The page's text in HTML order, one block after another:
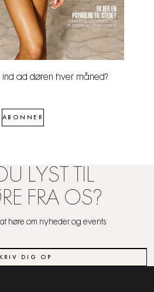
ind ad døren hver måned?
ABONNER
LYST TIL
FRA OS?
høre om nyheder og events
DIG OP